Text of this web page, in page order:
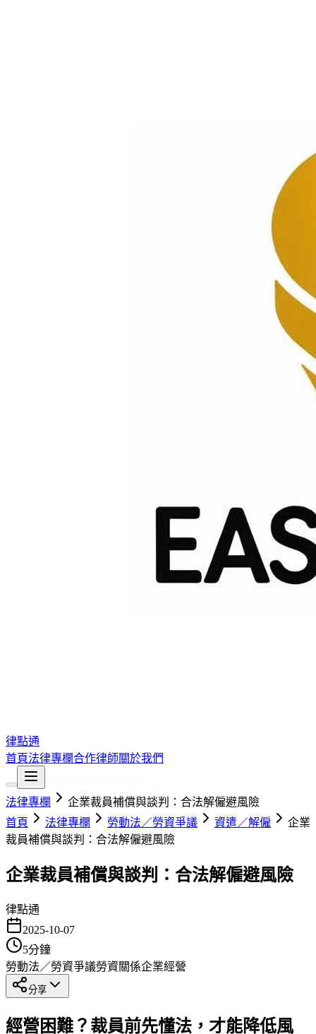
律點通
首頁法律專欄合作律師關於我們
法律專欄
企業裁員補償與談判：合法解僱避風險
首頁
法律專欄 勞動法／勞資爭議 資遣／解僱
企業
裁員補償與談判：合法解僱避風險
企業裁員補償與談判：合法解僱避風險
律點通
2025-10-07
5分鐘
勞動法／勞資爭議勞資關係企業經營
分享
經營困難？裁員前先懂法，才能降低風